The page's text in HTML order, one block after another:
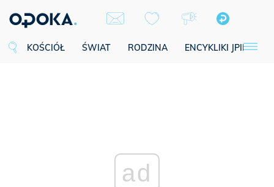
KOŚCIÓŁ ŚWIAT RODZINA ENCYKLIKI JPII
ad